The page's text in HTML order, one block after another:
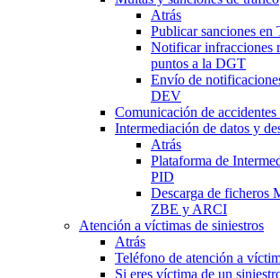
Atrás
Publicar sanciones
Notificar infracciones
puntos a la DGT
Envío de
DEV
Comunicación de
Intermediación de datos y
Atrás
Plataforma de
PID
Descarga de
ZBE y ARCI
Atención a víctimas de siniestros
Atrás
Teléfono de atención a
Si eres víctima de un